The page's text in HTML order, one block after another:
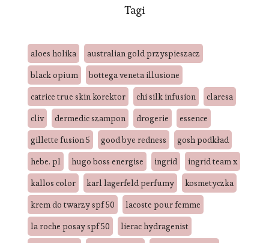
Tagi
aloes holika
australian gold przyspieszacz
black opium
bottega veneta illusione
catrice true skin korektor
chi silk infusion
claresa
cliv
dermedic szampon drogerie
essence
gillette fusion 5
good bye redness
gosh podkład
hebe. pl
hugo boss energise ingrid
ingrid team x
kallos color
karl lagerfeld perfumy
kosmetyczka
krem do twarzy spf 50
lacoste pour femme
la roche posay spf 50
lierac hydragenist